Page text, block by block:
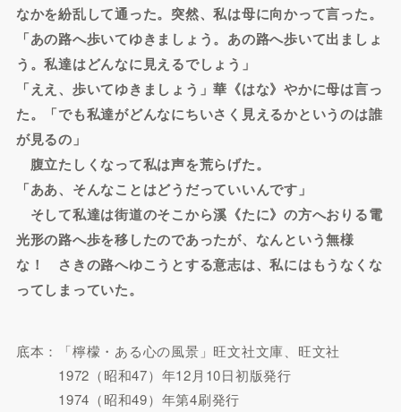
なかを紛乱して通った。突然、私は母に向かって言った。
「あの路へ歩いてゆきましょう。あの路へ歩いて出ましょ
う。私達はどんなに見えるでしょう」
「ええ、歩いてゆきましょう」華《はな》やかに母は言っ
た。「でも私達がどんなにちいさく見えるかというのは誰
が見るの」
腹立たしくなって私は声を荒らげた。
「ああ、そんなことはどうだっていいんです」
そして私達は街道のそこから溪《たに》の方へおりる電
光形の路へ歩を移したのであったが、なんという無様
な！ さきの路へゆこうとする意志は、私にはもうなくな
ってしまっていた。
底本：「檸檬・ある心の風景」旺文社文庫、旺文社
1972（昭和47）年12月10日初版発行
1974（昭和49）年第4刷発行